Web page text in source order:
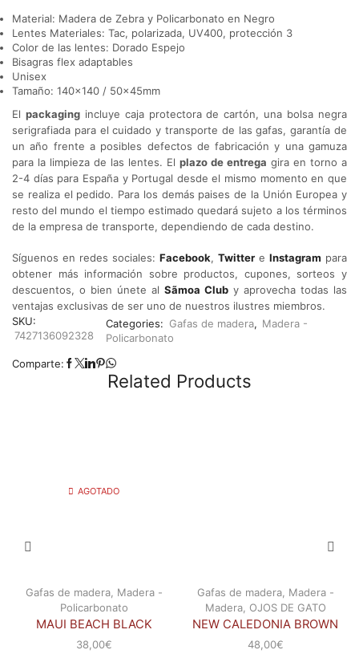
Material: Madera de Zebra y Policarbonato en Negro
Lentes Materiales: Tac, polarizada, UV400, protección 3
Color de las lentes: Dorado Espejo
Bisagras flex adaptables
Unisex
Tamaño: 140×140 / 50x45mm
El packagingincluye caja protectora de cartón, una bolsa negra
serigrafiada para el cuidado y transporte de las gafas, garantía de
un año frente a posibles defectos de fabricación y una gamuza
para la limpieza de las lentes. El plazo de entrega gira en torno a
2-4 días para España y Portugal desde el mismo momento en que
se realiza el pedido. Para los demás paises de la Unión Europea y
resto del mundo el tiempo estimado quedará sujeto a los términos
de la empresa de transporte, dependiendo de cada destino.
Síguenos en redes sociales: Facebook, Twitter e Instagram para
obtener más información sobre productos, cupones, sorteos y
descuentos, o bien únete al Sãmoa Club y aprovecha todas las
ventajas exclusivas de ser uno de nuestros ilustres miembros.
SKU:
7427136092328
Categories: Gafas de madera, Madera -
Policarbonato
Comparte:
Related Products
AGOTADO
Gafas de madera, Madera -
Policarbonato
MAUI BEACH BLACK
38,00€
Gafas de madera, Madera -
Madera, OJOS DE GATO
NEW CALEDONIA BROWN
48,00€